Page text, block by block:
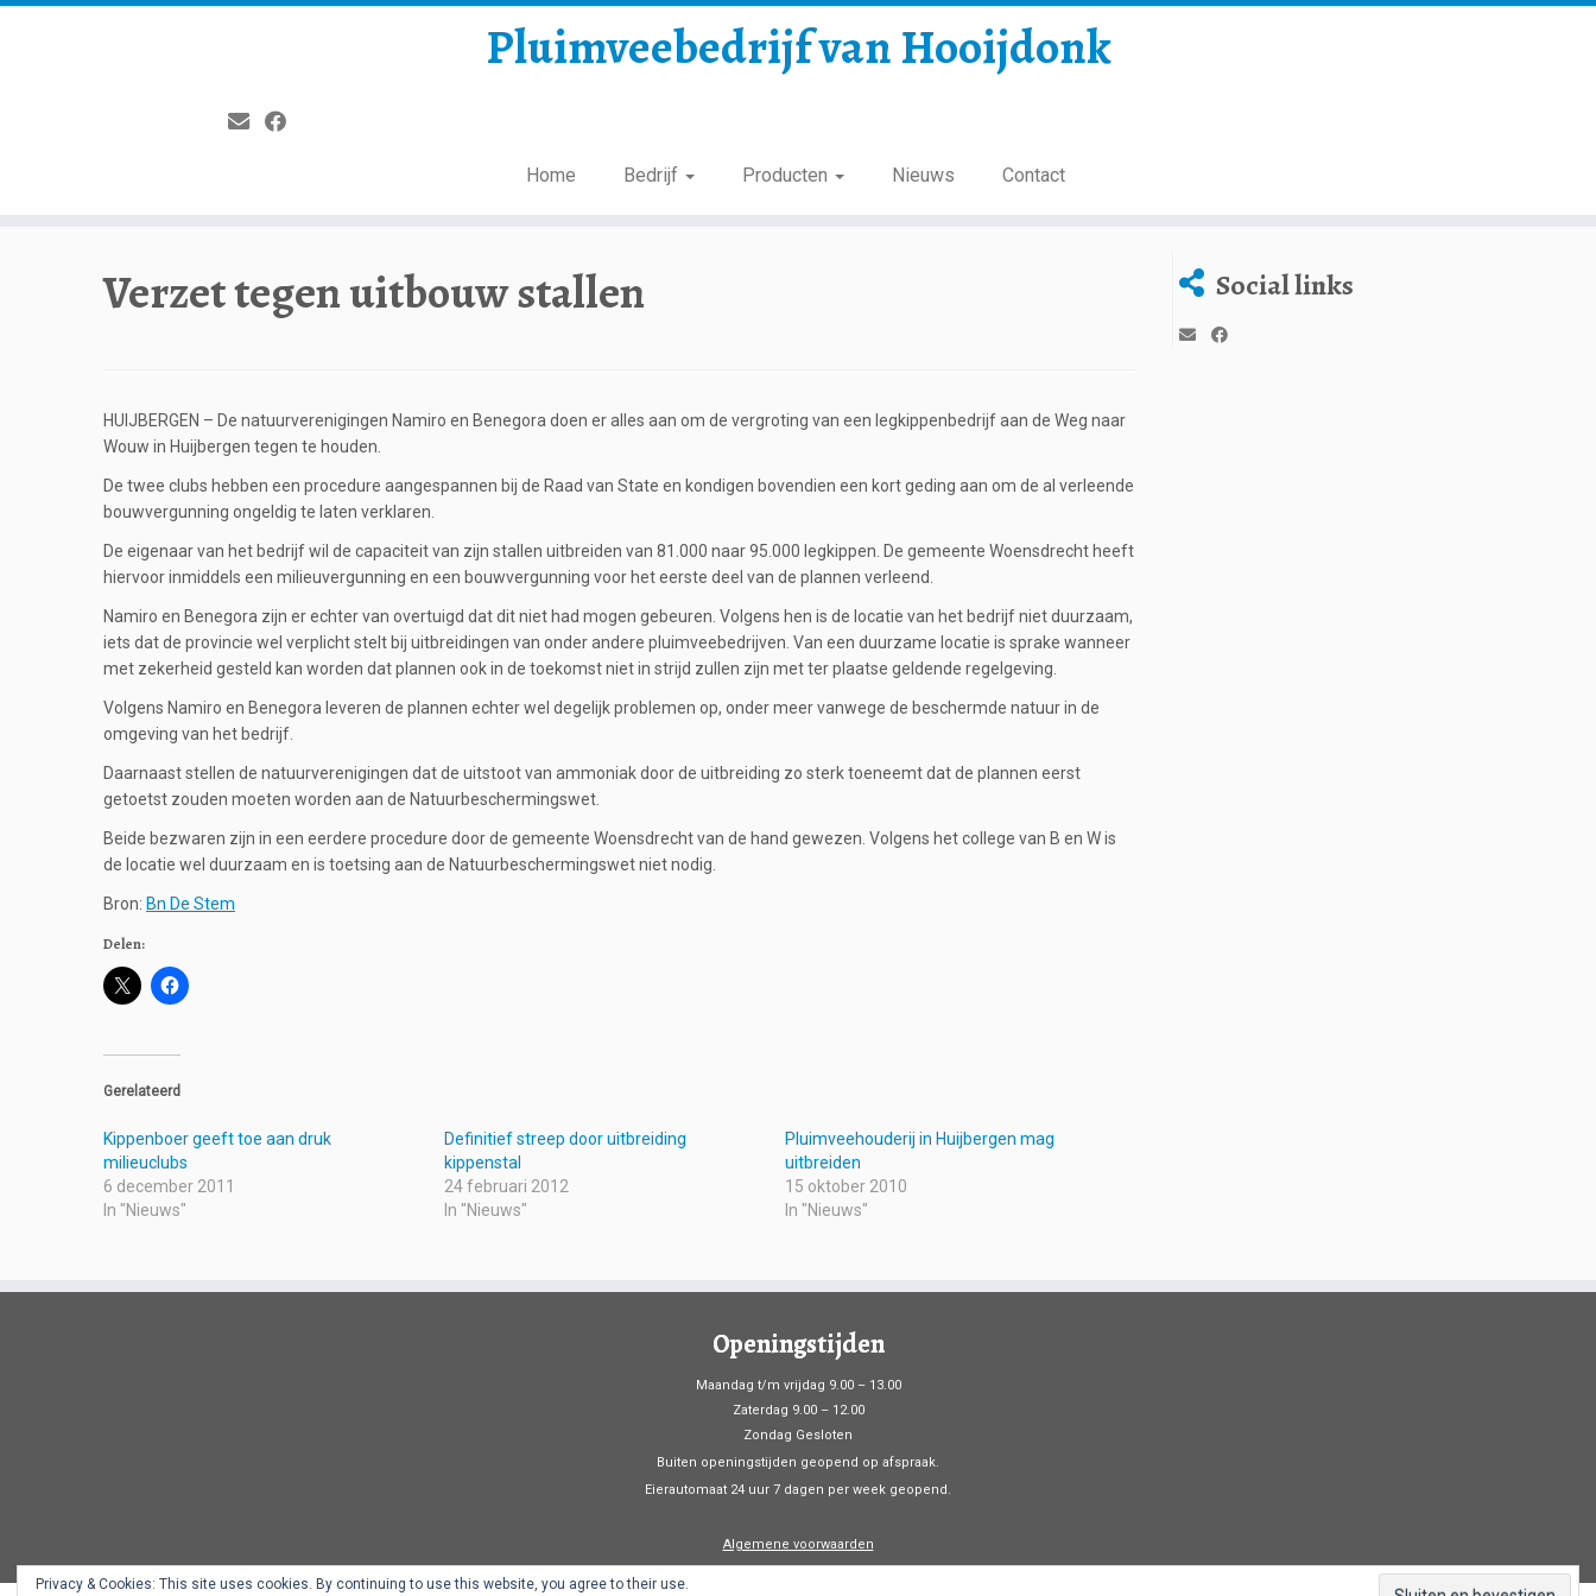
Pluimveebedrijf van Hooijdonk
Home Bedrijf Producten Nieuws Contact
Verzet tegen uitbouw stallen
HUIJBERGEN – De natuurverenigingen Namiro en Benegora doen er alles aan om de vergroting van een legkippenbedrijf aan de Weg naar
Wouw in Huijbergen tegen te houden.
De twee clubs hebben een procedure aangespannen bij de Raad van State en kondigen bovendien een kort geding aan om de al verleende
bouwvergunning ongeldig te laten verklaren.
De eigenaar van het bedrijf wil de capaciteit van zijn stallen uitbreiden van 81.000 naar 95.000 legkippen. De gemeente Woensdrecht heeft
hiervoor inmiddels een milieuvergunning en een bouwvergunning voor het eerste deel van de plannen verleend.
Namiro en Benegora zijn er echter van overtuigd dat dit niet had mogen gebeuren. Volgens hen is de locatie van het bedrijf niet duurzaam,
iets dat de provincie wel verplicht stelt bij uitbreidingen van onder andere pluimveebedrijven. Van een duurzame locatie is sprake wanneer
met zekerheid gesteld kan worden dat plannen ook in de toekomst niet in strijd zullen zijn met ter plaatse geldende regelgeving.
Volgens Namiro en Benegora leveren de plannen echter wel degelijk problemen op, onder meer vanwege de beschermde natuur in de
omgeving van het bedrijf.
Daarnaast stellen de natuurverenigingen dat de uitstoot van ammoniak door de uitbreiding zo sterk toeneemt dat de plannen eerst
getoetst zouden moeten worden aan de Natuurbeschermingswet.
Beide bezwaren zijn in een eerdere procedure door de gemeente Woensdrecht van de hand gewezen. Volgens het college van B en W is
de locatie wel duurzaam en is toetsing aan de Natuurbeschermingswet niet nodig.
Bron: Bn De Stem
Delen:
Gerelateerd
Kippenboer geeft toe aan druk
milieuclubs
6 december 2011
In "Nieuws"
Definitief streep door uitbreiding
kippenstal
24 februari 2012
In "Nieuws"
Pluimveehouderij in Huijbergen mag
uitbreiden
15 oktober 2010
In "Nieuws"
Social links
Openingstijden
Maandag t/m vrijdag 9.00 – 13.00
Zaterdag 9.00 – 12.00
Zondag Gesloten
Buiten openingstijden geopend op afspraak.
Eierautomaat 24 uur 7 dagen per week geopend.
Algemene voorwaarden
Privacy & Cookies: This site uses cookies. By continuing to use this website, you agree to their use.